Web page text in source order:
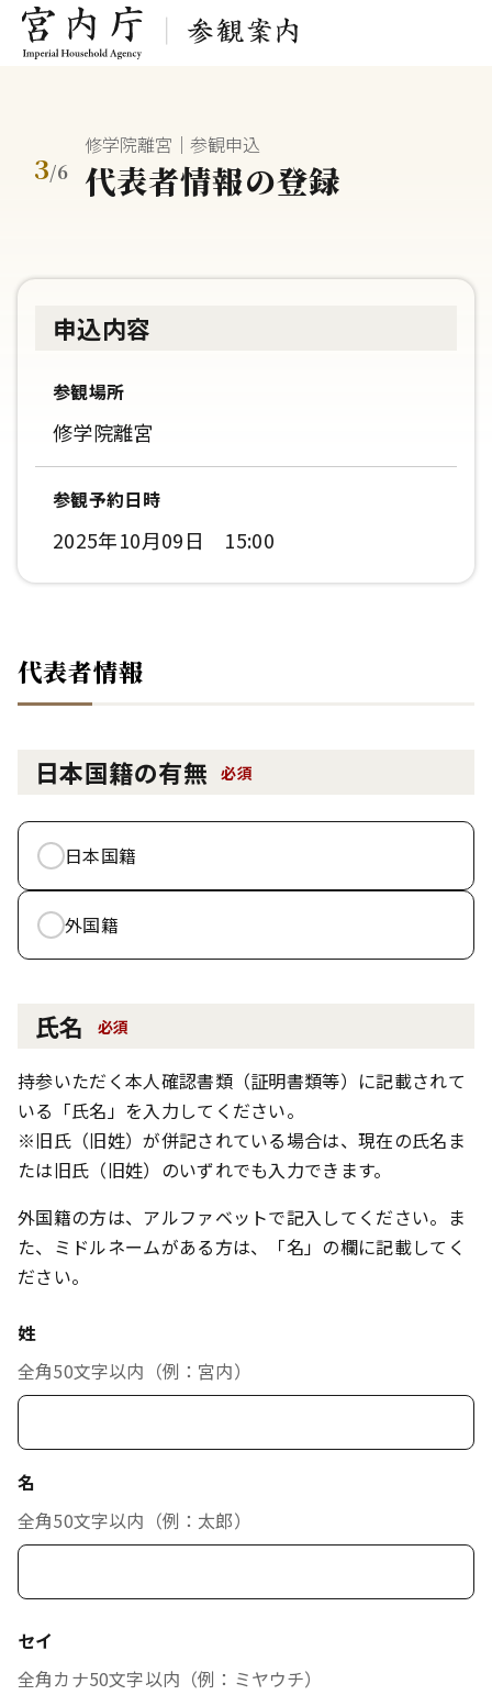
3/6
修学院離宮｜参観申込
代表者情報の登録
申込内容
参観場所
修学院離宮
参観予約日時
2025年10月09日 15:00
代表者情報
日本国籍の有無 必須
日本国籍
外国籍
氏名 必須
持参いただく本人確認書類（証明書類等）に記載されて
いる「氏名」を入力してください。
※旧氏（旧姓）が併記されている場合は、現在の氏名ま
たは旧氏（旧姓）のいずれでも入力できます。
外国籍の方は、アルファベットで記入してください。ま
た、ミドルネームがある方は、「名」の欄に記載してく
ださい。
姓
全角50文字以内（例：宮内）
名
全角50文字以内（例：太郎）
セイ
全角カナ50文字以内（例：ミヤウチ）